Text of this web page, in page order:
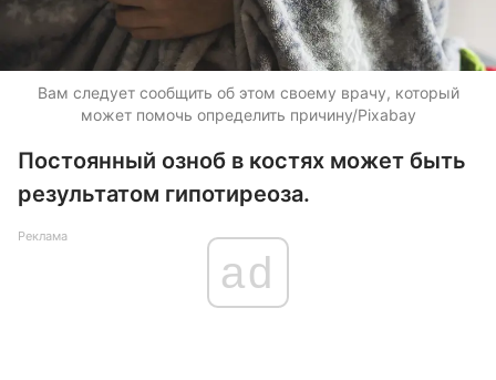
Вам следует сообщить об этом своему врачу, который
может помочь определить причину/Pixabay
Постоянный озноб в костях может быть
результатом гипотиреоза.
Реклама
ad